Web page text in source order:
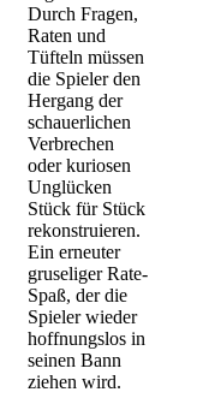
Durch Fragen,
Raten und
Tüfteln müssen
die Spieler den
Hergang der
schauerlichen
Verbrechen
oder kuriosen
Unglücken
Stück für Stück
rekonstruieren.
Ein erneuter
gruseliger Rate-
Spaß, der die
Spieler wieder
hoffnungslos in
seinen Bann
ziehen wird.